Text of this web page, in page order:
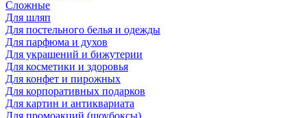
Сложные
Для шляп
Для постельного белья и одежды
Для парфюма и духов
Для украшений и бижутерии
Для косметики и здоровья
Для конфет и пирожных
Для корпоративных подарков
Для картин и антиквариата
Для промоакций (шоубоксы)